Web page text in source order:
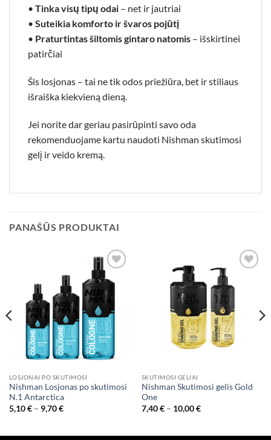
• Tinka visų tipų odai – net ir jautriai
• Suteikia komforto ir švaros pojūtį
• Praturtintas šiltomis gintaro natomis – išskirtinei
patirčiai
Šis losjonas – tai ne tik odos priežiūra, bet ir stiliaus
išraiška kiekvieną dieną.
Jei norite dar geriau pasirūpinti savo oda
rekomenduojame kartu naudoti Nishman skutimosi
gelį irveido kremą.
PANAŠŪS PRODUKTAI
Add to
wishlist
LOSJONAI PO SKUTIMOSI
Nishman Losjonas po skutimosi
N.1 Antarctica
5,10€ – 9,70€Price
wishlist
SKUTIMOSI GELIAI
Nishman Skutimosi gelis Gold
One
7,40€ – 10,00€Price